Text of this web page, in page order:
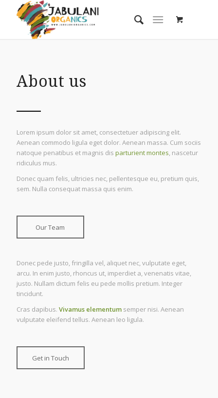
About us
Lorem ipsum dolor sit amet, consectetuer adipiscing elit.
Aenean commodo ligula eget dolor. Aenean massa. Cum sociis
natoque penatibus et magnis dis parturient montes, nascetur
ridiculus mus.
Donec quam felis, ultricies nec, pellentesque eu, pretium quis,
sem. Nulla consequat massa quis enim.
Our Team
Donec pede justo, fringilla vel, aliquet nec, vulputate eget,
arcu. In enim justo, rhoncus ut, imperdiet a, venenatis vitae,
justo. Nullam dictum felis eu pede mollis pretium. Integer
tincidunt.
Cras dapibus. Vivamus elementumsemper nisi. Aenean
vulputate eleifend tellus. Aenean leo ligula.
Get in Touch